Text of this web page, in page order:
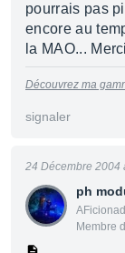
pourrais pas
encore au
la MAO...
Découvrez ma
signaler
ph
Membre
24 Décembre 2004